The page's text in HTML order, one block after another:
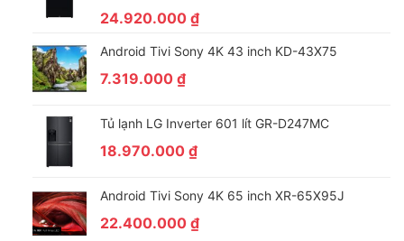
24.920.000 ₫
Android Tivi Sony 4K 43 inch KD-43X75
7.319.000 ₫
Tủ lạnh LG Inverter 601 lít GR-D247MC
18.970.000 ₫
Android Tivi Sony 4K 65 inch XR-65X95J
22.400.000 ₫